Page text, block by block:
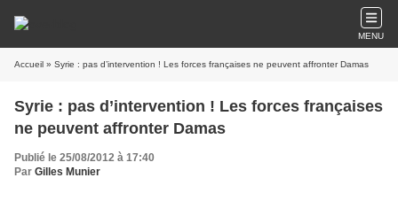
MENU
Accueil » Syrie : pas d’intervention ! Les forces françaises ne peuvent affronter Damas
Syrie : pas d’intervention ! Les forces françaises
ne peuvent affronter Damas
Publié le 25/08/2012 à 17:40
Par Gilles Munier